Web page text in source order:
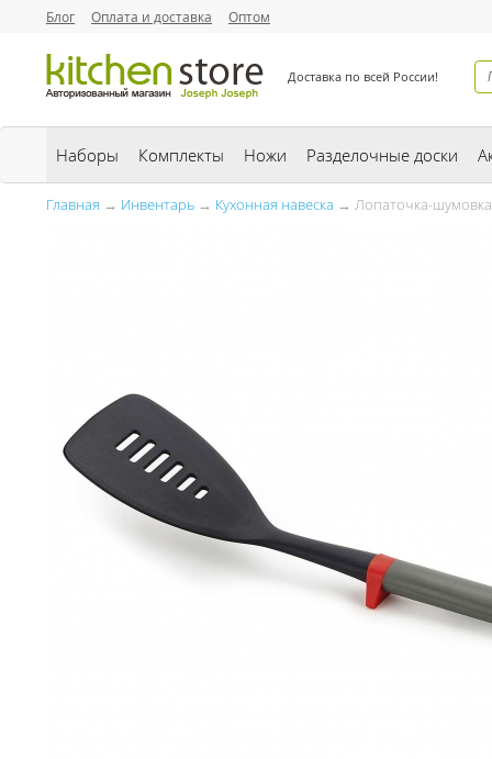
Блог Оплата и доставка Оптом
Доставка по всей России!
Наборы Комплекты Ножи Разделочные доски
Главная → Инвентарь → → Лопаточка-шумовка